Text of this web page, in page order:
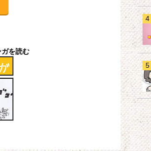
を読む
4
5